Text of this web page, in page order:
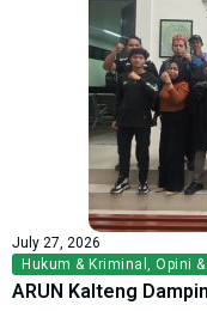
July 27, 2026
Hukum & Kriminal , Opini
ARUN Kalteng